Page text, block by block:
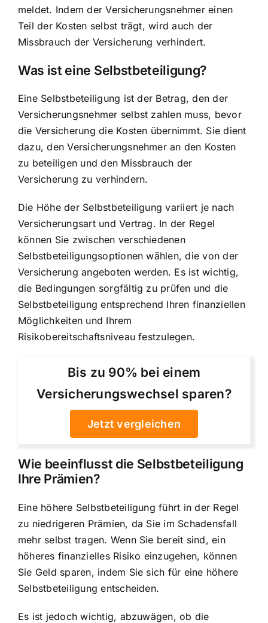
meldet. Indem der Versicherungsnehmer einen
Teil der Kosten selbst trägt, wird auch der
Missbrauch der Versicherung verhindert.
Was ist eine Selbstbeteiligung?
Eine Selbstbeteiligung ist der Betrag, den der
Versicherungsnehmer selbst zahlen muss, bevor
die Versicherung die Kosten übernimmt. Sie dient
dazu, den Versicherungsnehmer an den Kosten
zu beteiligen und den Missbrauch der
Versicherung zu verhindern.
Die Höhe der Selbstbeteiligung variiert je nach
Versicherungsart und Vertrag. In der Regel
können Sie zwischen verschiedenen
Selbstbeteiligungsoptionen wählen, die von der
Versicherung angeboten werden. Es ist wichtig,
die Bedingungen sorgfältig zu prüfen und die
Selbstbeteiligung entsprechend Ihren finanziellen
Möglichkeiten und Ihrem
Risikobereitschaftsniveau festzulegen.
Bis zu 90% bei einem
Versicherungswechsel sparen?
Jetzt vergleichen
Wie beeinflusst die Selbstbeteiligung
Ihre Prämien?
Eine höhere Selbstbeteiligung führt in der Regel
zu niedrigeren Prämien, da Sie im Schadensfall
mehr selbst tragen. Wenn Sie bereit sind, ein
höheres finanzielles Risiko einzugehen, können
Sie Geld sparen, indem Sie sich für eine höhere
Selbstbeteiligung entscheiden.
Es ist jedoch wichtig, abzuwägen, ob die